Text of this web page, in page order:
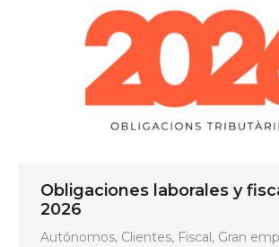
Obligaciones laborales y
2026
Autónomos, Clientes, Fiscal, Gran